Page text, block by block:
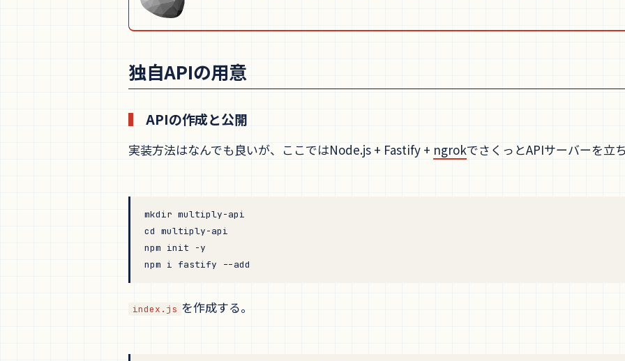
独自APIの用意
APIの作成と公開
実装方法はなんでも良いが、ここではNode.js + Fastify + ngrokでさくっとAPIサーバーを立
mkdir multiply-api
cd multiply-api
npm init -y
npm i fastify --add
index.js を作成する。